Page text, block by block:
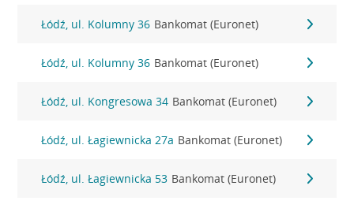
Łódź, ul. Kolumny 36 Bankomat (Euronet)
Łódź, ul. Kolumny 36 Bankomat (Euronet)
Łódź, ul. Kongresowa 34 Bankomat (Euronet)
Łódź, ul. Łagiewnicka 27a Bankomat (Euronet)
Łódź, ul. Łagiewnicka 53 Bankomat (Euronet)